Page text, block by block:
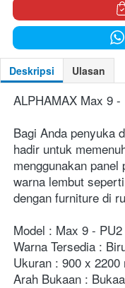
`
`
Deskripsi Ulasan
ALPHAMAX Max 9
Bagi Anda penyuka
hadir untuk
menggunakan
warna lembut
dengan furniture di
Model : Max 9 -
Warna Tersedia :
Ukuran : 900 x 2200
Arah Bukaan :